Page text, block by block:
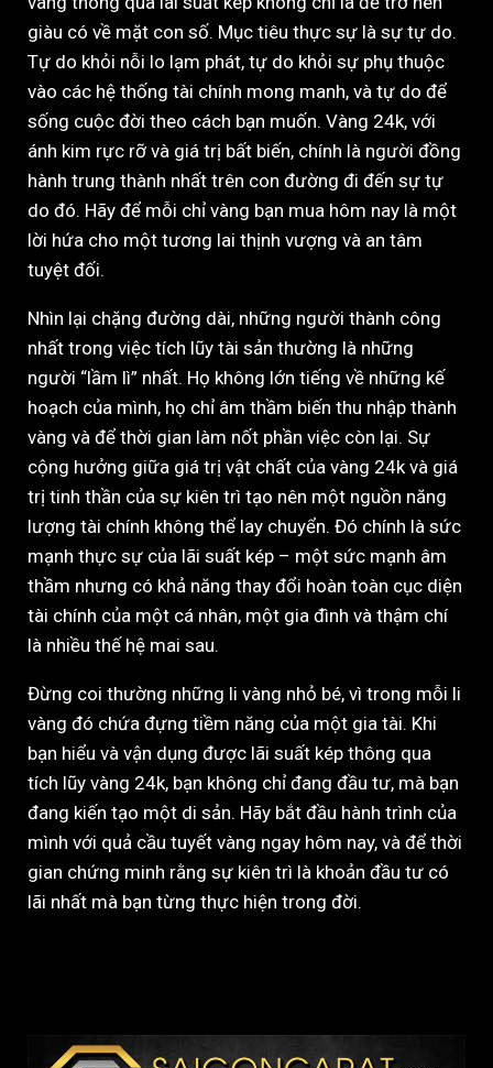
giàu có về mặt con số. Mục tiêu thực sự là sự tự do.
Tự do khỏi nỗi lo lạm phát, tự do khỏi sự phụ thuộc
vào các hệ thống tài chính mong manh, và tự do để
sống cuộc đời theo cách bạn muốn. Vàng 24k, với
ánh kim rực rỡ và giá trị bất biến, chính là người đồng
hành trung thành nhất trên con đường đi đến sự tự
do đó. Hãy để mỗi chỉ vàng bạn mua hôm nay là một
lời hứa cho một tương lai thịnh vượng và an tâm
tuyệt đối.
Nhìn lại chặng đường dài, những người thành công
nhất trong việc tích lũy tài sản thường là những
người “lầm lì” nhất. Họ không lớn tiếng về những kế
hoạch của mình, họ chỉ âm thầm biến thu nhập thành
vàng và để thời gian làm nốt phần việc còn lại. Sự
cộng hưởng giữa giá trị vật chất của vàng 24k và giá
trị tinh thần của sự kiên trì tạo nên một nguồn năng
lượng tài chính không thể lay chuyển. Đó chính là sức
mạnh thực sự của lãi suất kép – một sức mạnh âm
thầm nhưng có khả năng thay đổi hoàn toàn cục diện
tài chính của một cá nhân, một gia đình và thậm chí
là nhiều thế hệ mai sau.
Đừng coi thường những li vàng nhỏ bé, vì trong mỗi li
vàng đó chứa đựng tiềm năng của một gia tài. Khi
bạn hiểu và vận dụng được lãi suất kép thông qua
tích lũy vàng 24k, bạn không chỉ đang đầu tư, mà bạn
đang kiến tạo một di sản. Hãy bắt đầu hành trình của
mình với quả cầu tuyết vàng ngay hôm nay, và để thời
gian chứng minh rằng sự kiên trì là khoản đầu tư có
lãi nhất mà bạn từng thực hiện trong đời.